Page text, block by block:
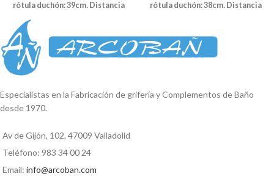
rótula duchón: 39cm.Distancia
Conexión a flexo.
1 Columna de ducha 1 Mango de
ducha antical Duero cromo 1 flexo
acero 1,50cm 1 inversor (sistema
palanca) con soporte 1 flexo latón
60cm 1 Duchón antical circular
rótula duchón: 38cm.Distancia
1 Columna de ducha 1 Mango de
ducha antical Misisipi cuadrado
soporte 1 flexo latón 60cm 1
Especialistas en la Fabricación de grifería y Complementos de Baño
desde 1970.
Av de Gijón, 102, 47009 Valladolid
Teléfono: 983 34 00 24
Email: info@arcoban.com